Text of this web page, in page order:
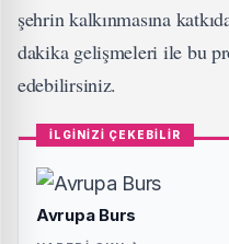
şehrin kalkınmasına
dakika gelişmeleri ile bu
edebilirsiniz.
İLGİNİZİ ÇEKEBİLİR
Avrupa Burs